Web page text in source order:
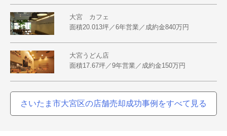
大宮 カフェ
面積20.013坪／6年営業／成約金840万円
大宮うどん店
面積17.67坪／9年営業／成約金150万円
さいたま市大宮区の店舗売却成功事例をすべて見る